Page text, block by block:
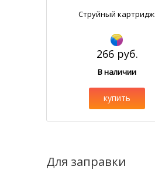
Струйный картридж
266 руб.
В наличии
купить
Для заправки